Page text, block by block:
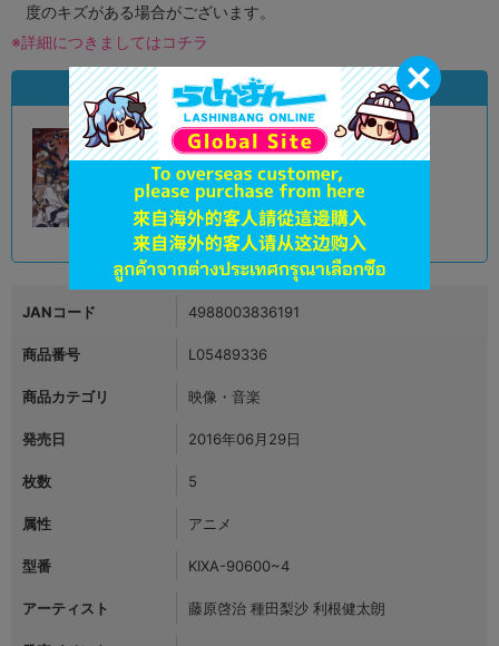
度のキズがある場合がございます。
※詳細につきましてはコチラ
状態違いの同一商品
状態 :A
オンライン
品切状態 12,900円 税込
JANコード 4988003836191
商品番号 L05489336
商品カテゴリ 映像・音楽
発売日 2016年06月29日
枚数 5
属性 アニメ
型番 KIXA-90600~4
アーティスト 藤原啓治 種田梨沙 利根健太朗